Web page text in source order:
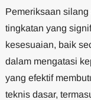
Pemeriksaan
tingkatan yang
kesesuaian, baik
dalam mengatasi
yang efektif
teknis dasar,